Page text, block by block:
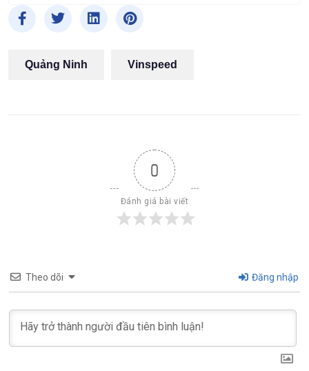
Quảng Ninh Vinspeed
0
Đánh giá bài viết
Theo dõi Đăng nhập